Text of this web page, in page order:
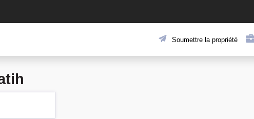
Soumettre la propriété